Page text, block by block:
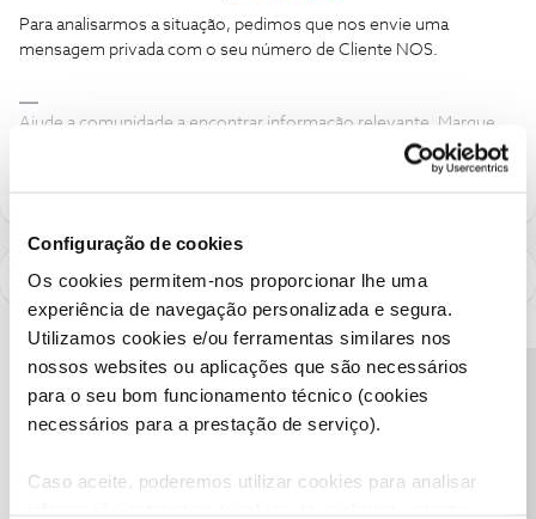
Configuração de cookies
Os cookies permitem-nos proporcionar lhe uma
experiência de navegação personalizada e segura.
Utilizamos cookies e/ou ferramentas similares nos
nossos websites ou aplicações que são necessários
para o seu bom funcionamento técnico (cookies
necessários para a prestação de serviço).
Caso aceite, poderemos utilizar cookies para analisar
Para analisarmos a situação, pedimos que nos envie uma
mensagem privada com o seu número de Cliente NOS.
Ajude a comunidade a encontrar informação relevante. Marque
como "Melhor Resposta" e faça "Like" nos melhores comentários.